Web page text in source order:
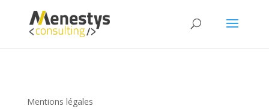
Mentions légales